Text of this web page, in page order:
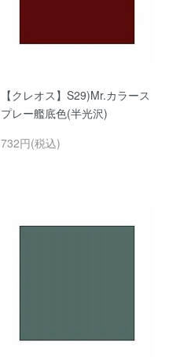
【クレオス】S29)Mr.カラース
プレー艦底色(半光沢)
732円(税込)